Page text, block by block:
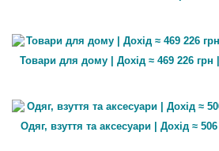
Товари для дому | Дохід ≈ 469 226 грн
Одяг, взуття та аксесуари | Дохід ≈